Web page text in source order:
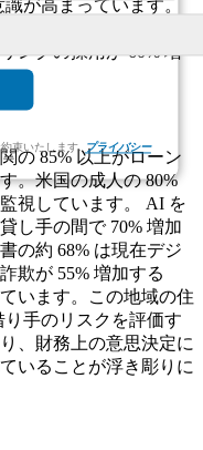
束いたします. プライバシー
が高まっています。
査サービスが拡大して
ングの採用が 60% 増
の 85% 以上がローン
。米国の成人の 80%
視しています。 AI を
し手の間で 70% 増加
の約 68% は現在デジ
欺が 55% 増加する
います。この地域の住
手のリスクを評価す
、財務上の意思決定に
いることが浮き彫りに